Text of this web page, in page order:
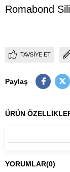
Romabond
TAVSIYE ET
Paylaş
ÜRÜN
YORUMLAR(0)